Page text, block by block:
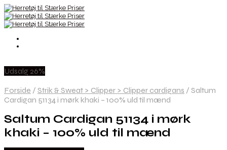
Udsalg 26%
Forside / Strik & Sweat > Clipper > Clipper cardigans / Saltum
Cardigan 51134 i mørk khaki – 100% uld til mænd
Saltum Cardigan 51134 i mørk
khaki – 100% uld til mænd